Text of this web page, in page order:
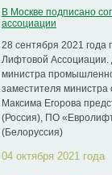
В Москве подписано
ассоциации
28 сентября 2021 года
Лифтовой Ассоциации.
министра
заместителя министра
Максима Егорова
(Россия), ПО
(Белоруссия)
04 октября 2021 года